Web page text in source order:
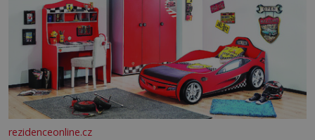
rezidenceonline.cz